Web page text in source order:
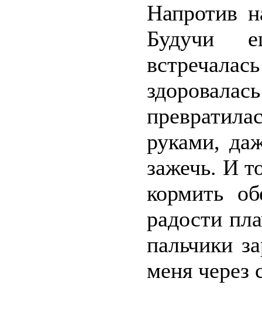
Напротив
Будучи
руками,
зажечь. И
кормить
радости
пальчики
меня через